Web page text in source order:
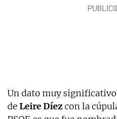
Un dato muy
de Leire Díezcon la